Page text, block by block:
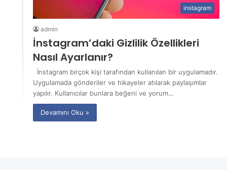
instagram
admin
İnstagram’daki Gizlilik Özellikleri
Nasıl Ayarlanır?
İnstagram birçok kişi tarafından kullanılan bir uygulamadır.
Uygulamada gönderiler ve hikayeler atılarak paylaşımlar
yapılır. Kullanıcılar bunlara beğeni ve yorum…
Devamını Oku »